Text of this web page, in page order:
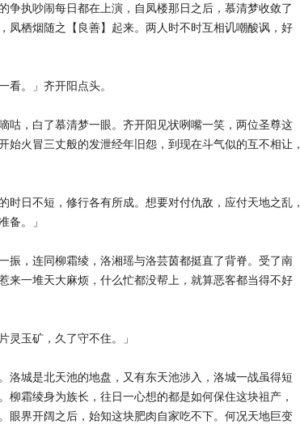
执吵闹每日都在上演，自凤楼那日之后，慕清梦收敛了
凤栖烟随之【良善】起来。两人时不时互相讥嘲酸讽，好
。」齐开阳点头。
，白了慕清梦一眼。齐开阳见状咧嘴一笑，两位圣尊这
始火冒三丈般的发泄经年旧怨，到现在斗气似的互不相让，
日不短，修行各有所成。想要对付仇敌，应付天地之乱，
备。」
，连同柳霜绫，洛湘瑶与洛芸茵都挺直了背脊。受了南
来一堆天大麻烦，什么忙都没帮上，就算恶客都当得不好
玉矿，久了守不住。」
城是北天池的地盘，又有东天池涉入，洛城一战虽得短
柳霜绫身为族长，往日一心想的都是如何保住这块祖产，
眼界开阔之后，始知这块肥肉自家吃不下。何况天地巨变